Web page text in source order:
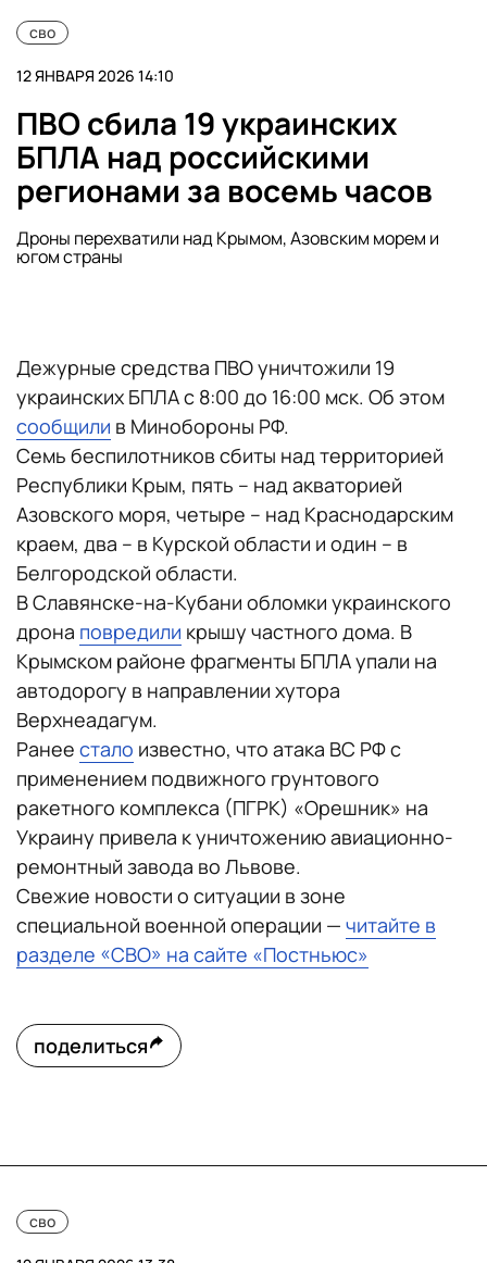
сво
12 ЯНВАРЯ 2026 14:10
ПВО сбила 19 украинских
БПЛА над российскими
регионами за восемь часов
Дроны перехватили над Крымом, Азовским морем и
югом страны
Дежурные средства ПВО уничтожили 19
украинских БПЛА с 8:00 до 16:00 мск. Об этом
сообщили в Минобороны РФ.
Семь беспилотников сбиты над территорией
Республики Крым, пять – над акваторией
Азовского моря, четыре – над Краснодарским
краем, два – в Курской области и один – в
Белгородской области.
В Славянске-на-Кубани обломки украинского
дрона повредили крышу частного дома. В
Крымском районе фрагменты БПЛА упали на
автодорогу в направлении хутора
Верхнеадагум.
Ранее стало известно, что атака ВС РФ с
применением подвижного грунтового
ракетного комплекса (ПГРК) «Орешник» на
Украину привела к уничтожению авиационно-
ремонтный завода во Львове.
Свежие новости о ситуации в зоне
специальной военной операции — читайте в
разделе «СВО» на сайте «Постньюс»
поделиться
сво